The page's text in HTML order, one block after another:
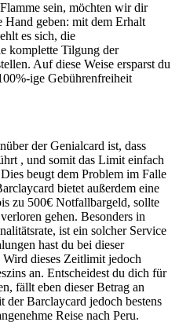
sein, möchten wir dir
geben: mit dem Erhalt
es sich, die
komplette Tilgung der
Auf diese Weise ersparst du
ige Gebührenfreiheit
der Genialcard ist, dass
, und somit das Limit einfach
beugt dem Problem im Falle
bietet außerdem eine
zu 500€ Notfallbargeld, sollte
gehen. Besonders in
ist ein solcher Service
hast du bei dieser
dieses Zeitlimit jedoch
an. Entscheidest du dich für
fällt eben dieser Betrag an
Barclaycard jedoch bestens
Reise nach Peru.